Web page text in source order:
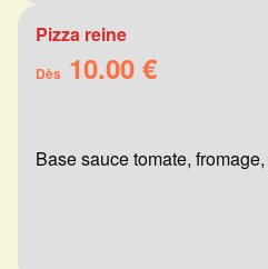
Pizza reine
Dès 10.00 €
Base sauce tomate,